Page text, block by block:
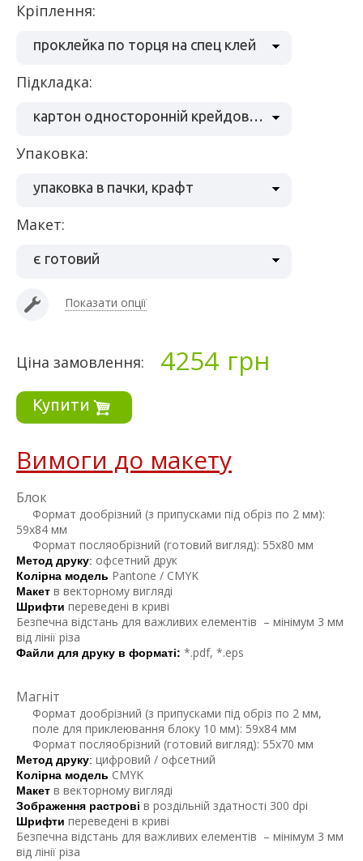
кріплення:
проклейка по торця на спец клей
підкладка:
картон односторонній крейдований 250 гр/м2
упаковка:
упаковка в пачки, крафт
макет:
є готовий
Показати опції
Ціна замовлення: 4254 грн
Купити
Вимоги до макету
Блок
Формат дообрізний (з припусками під обріз по 2 мм):
59х84 мм
Формат посляобрізний (готовий вигляд): 55х80 мм
Метод друку: офсетний друк
Колірна модель Pantone / CMYK
Макет в векторному вигляді
Шрифти переведені в криві
Безпечна відстань для важливих елементів – мінімум 3 мм
від лінії різа
Файли для друку в форматі: *.pdf, *.eps
Магніт
Формат дообрізний (з припусками під обріз по 2 мм,
поле для приклеювання блоку 10 мм): 59х84 мм
Формат посляобрізний (готовий вигляд): 55х70 мм
Метод друку: цифровий / офсетний
Колірна модель CMYK
Макет в векторному вигляді
Зображення растрові в роздільній здатності 300 dpi
Шрифти переведені в криві
Безпечна відстань для важливих елементів – мінімум 3 мм
від лінії різа